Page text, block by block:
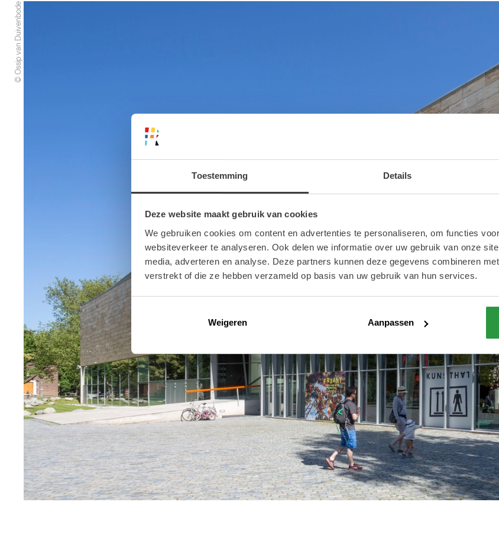
Toestemming Details
Deze website maakt gebruik van cookies
We gebruiken cookies om content en advertenties te personaliseren, om functies
websiteverkeer te analyseren. Ook delen we informatie over uw gebruik van onze
media, adverteren en analyse. Deze partners kunnen deze gegevens combineren
verstrekt of die ze hebben verzameld op basis van uw gebruik van hun services.
Weigeren Aanpassen
© Ossip van Duivenbode